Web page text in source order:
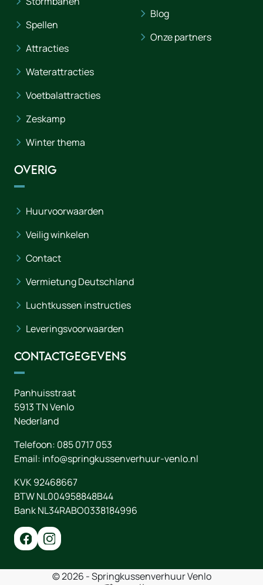
Spellen
Attracties
Waterattracties
Voetbalattracties
Zeskamp
Winter thema
Blog
Onze partners
Overig
Huurvoorwaarden
Veilig winkelen
Contact
Vermietung Deutschland
Luchtkussen instructies
Leveringsvoorwaarden
Contactgegevens
Panhuisstraat
5913 TNVenlo
Nederland
Telefoon: 085 0717 053
Email: info@springkussenverhuur-venlo.nl
KVK 92468667
BTW NL004958848B44
Bank NL34RABO0338184996
© 2026 - Springkussenverhuur Venlo